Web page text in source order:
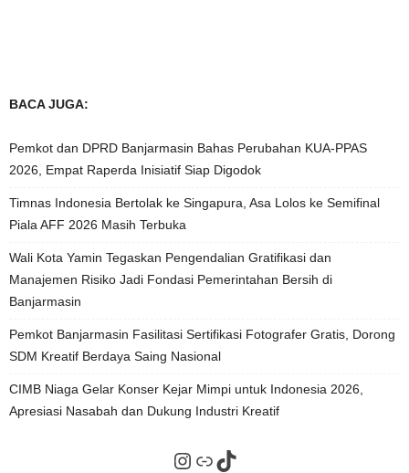
BACA JUGA:
Pemkot dan DPRD Banjarmasin Bahas Perubahan KUA-PPAS
2026, Empat Raperda Inisiatif Siap Digodok
Timnas Indonesia Bertolak ke Singapura, Asa Lolos ke Semifinal
Piala AFF 2026 Masih Terbuka
Wali Kota Yamin Tegaskan Pengendalian Gratifikasi dan
Manajemen Risiko Jadi Fondasi Pemerintahan Bersih di
Banjarmasin
Pemkot Banjarmasin Fasilitasi Sertifikasi Fotografer Gratis, Dorong
SDM Kreatif Berdaya Saing Nasional
CIMB Niaga Gelar Konser Kejar Mimpi untuk Indonesia 2026,
Apresiasi Nasabah dan Dukung Industri Kreatif
Instagram
Tautan
TikTok